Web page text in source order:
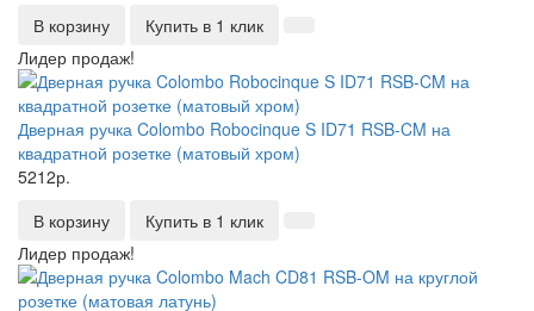
В корзину
Купить в 1 клик
Лидер продаж!
Дверная ручка Colombo Robocinque S ID71 RSB-CM на
квадратной розетке (матовый хром)
5212р.
В корзину
Купить в 1 клик
Лидер продаж!